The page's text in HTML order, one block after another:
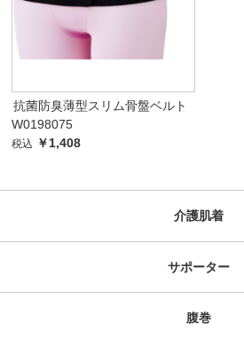
抗菌防臭薄型スリム骨盤ベルト
W0198075
税込 ￥1,408
介護肌着
サポーター
腹巻